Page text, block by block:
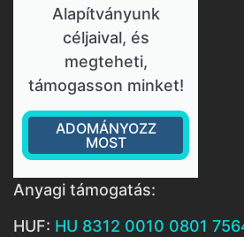
Alapítványunk
céljaival, és
megteheti,
támogasson minket!
ADOMÁNYOZZ
MOST
Anyagi támogatás:
HUF: HU 8312 0010 0801